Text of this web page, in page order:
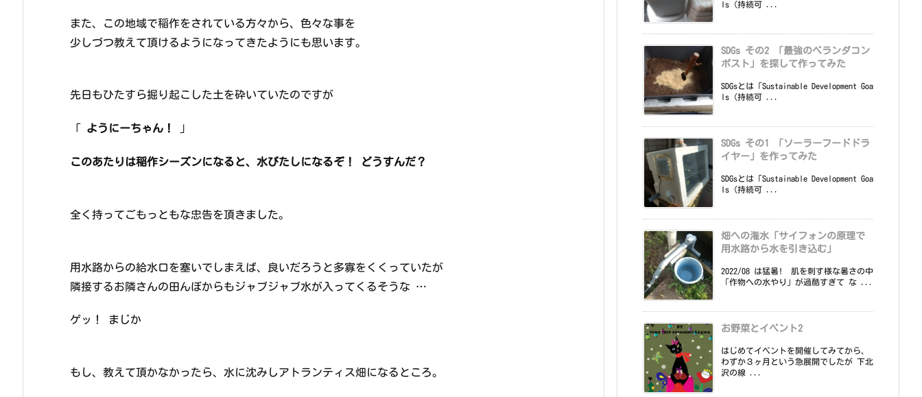
また、この地域で稲作をされている方々から、色々な事を
少しづつ教えて頂けるようになってきたようにも思います。
先日もひたすら掘り起こした土を砕いていたのですが
ようにーちゃん！ ｣
このあたりは稲作シーズンになると、水びたしになるぞ！ どうすんだ？
全く持ってごもっともな忠告を頂きました。
用水路からの給水口を塞いでしまえば、良いだろうと多寡をくくっていたが
隣接するお隣さんの田んぼからもジャブジャブ水が入ってくるそうな …
ゲッ！ まじか
もし、教えて頂かなかったら、水に沈みしアトランティス畑になるところ。
ls（持続可 ...
SDGs その2 「最強のベランダコン
ポスト」を探して作ってみた
SDGsとは「Sustainable Development Goa
ls（持続可 ...
SDGs その1 「ソーラーフードドラ
イヤー」を作ってみた
SDGsとは「Sustainable Development Goa
ls（持続可 ...
畑への潅水「サイフォンの原理で
用水路から水を引き込む」
2022/08 は猛暑! 肌を刺す様な暑さの中
「作物への水やり」が過酷すぎて な ...
お野菜とイベント2
はじめてイベントを開催してみてから、
わずか３ヶ月という急展開でしたが 下北
沢の線 ...